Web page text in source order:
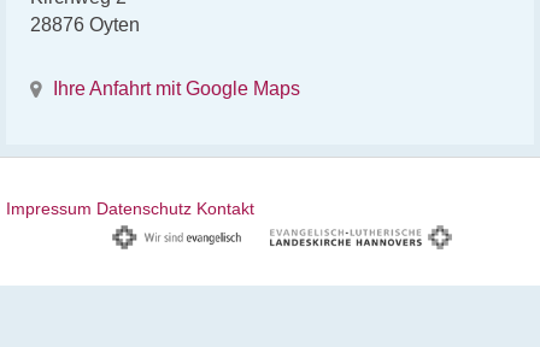
28876 Oyten
Ihre Anfahrt mit Google Maps
Impressum Datenschutz Kontakt